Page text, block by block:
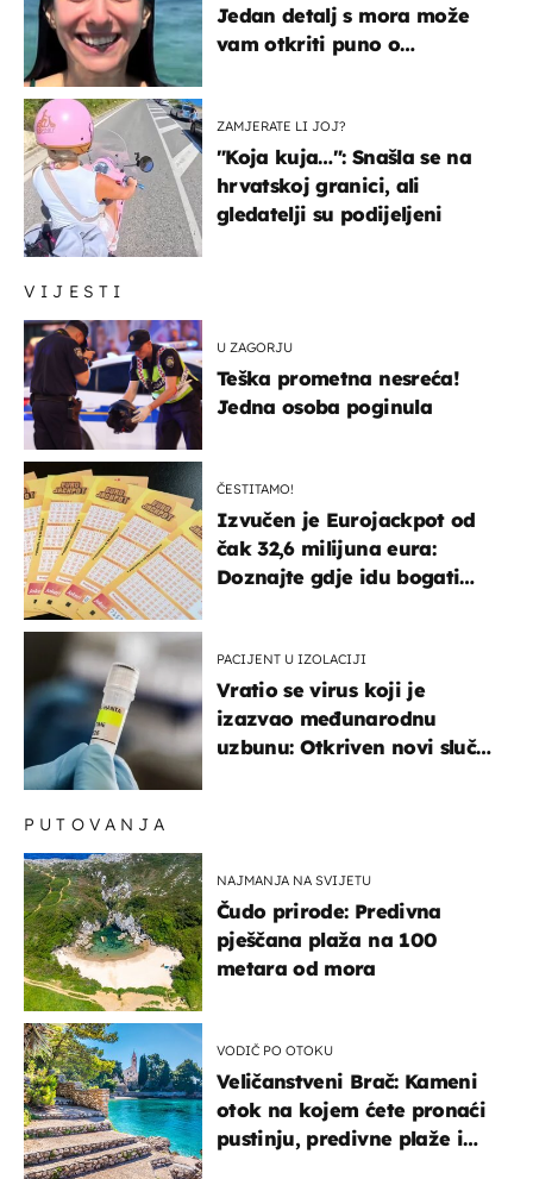
VIJESTI
U ZAGORJU
Teška prometna nesreća!
Jedna osoba poginula
ČESTITAMO!
Izvučen je Eurojackpot od
čak 32,6 milijuna eura:
Doznajte gdje idu bogati
PACIJENT U IZOLACIJI
Vratio se virus koji je
izazvao međunarodnu
uzbunu: Otkriven novi slučaj
Jedan detalj s mora može
vam otkriti puno o
ZAMJERATE LI JOJ?
"Koja kuja…": Snašla se na
hrvatskoj granici, ali
gledatelji su podijeljeni
PUTOVANJA
NAJMANJA NA SVIJETU
Čudo prirode: Predivna
pješčana plaža na 100
metara od mora
VODIČ PO OTOKU
Veličanstveni Brač: Kameni
otok na kojem ćete pronaći
pustinju, predivne plaže i